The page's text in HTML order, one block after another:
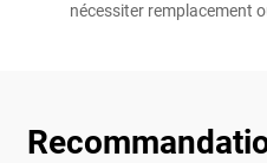
nécessiter remplacement